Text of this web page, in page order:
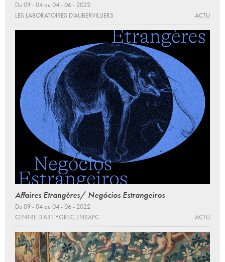
Du 09 - 04 au 04 - 06 - 2022
LES LABORATOIRES D’AUBERVILLIERS
ACTU
Affaires Etrangères/ Negócios Estrangeiros
Du 09 - 04 au 04 - 06 - 2022
CENTRE D’ART YGREC-ENSAPC
ACTU